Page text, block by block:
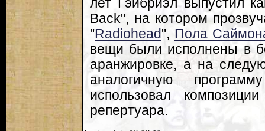
лет Гэйбриэл выпустил
Back", на котором
"Radiohead", Пола
вещи были исполнены в
аранжировке, а на
аналогичную
использовал
репертуара.